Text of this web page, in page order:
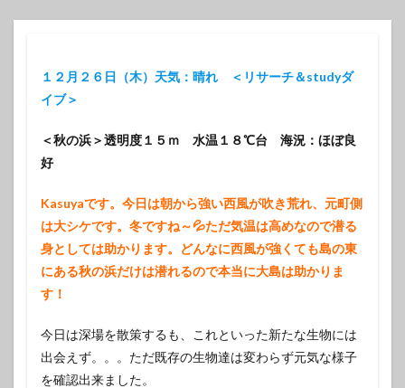
１２月２６日（木）天気：晴れ ＜リサーチ＆studyダ
イブ＞
＜秋の浜＞透明度１５ｍ 水温１８℃台 海況：ほぼ良
好
Kasuyaです。今日は朝から強い西風が吹き荒れ、元町側
は大シケです。冬ですね～💦ただ気温は高めなので潜る
身としては助かります。どんなに西風が強くても島の東
にある秋の浜だけは潜れるので本当に大島は助かりま
す！
今日は深場を散策するも、これといった新たな生物には
出会えず。。。ただ既存の生物達は変わらず元気な様子
を確認出来ました。